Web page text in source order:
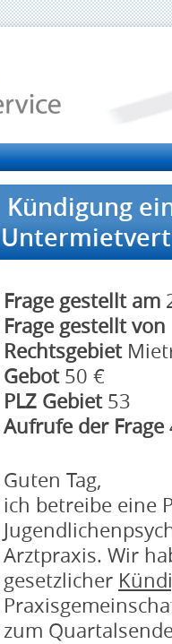
Kündigung
Frage gestellt am
Frage gestellt von
Rechtsgebiet
Gebot50 €
PLZ Gebiet53
Aufrufe der Frage
Guten Tag,
ich betreibe eine
Arztpraxis. Wir
gesetzlicher
zum